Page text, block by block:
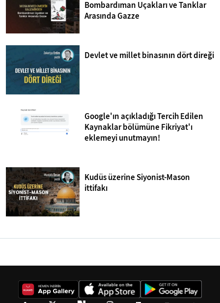
Bombardıman Uçakları ve Tanklar
Arasında Gazze
Devlet ve millet binasının dört direği
Google'ın açıkladığı Tercih Edilen
Kaynaklar bölümüne Fikriyat'ı
eklemeyi unutmayın!
Kudüs üzerine Siyonist-Mason
ittifakı